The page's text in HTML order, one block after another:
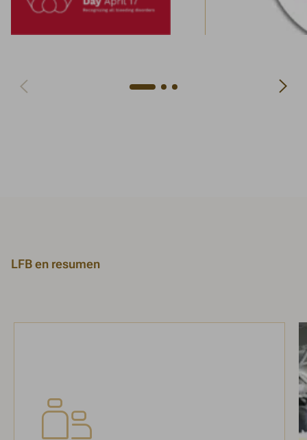
Navigate to previous slide
Navigate to next slide
LFB en resumen